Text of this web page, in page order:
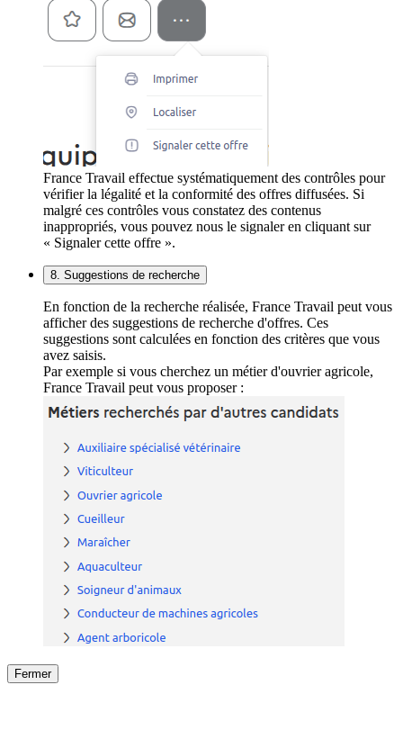
France Travail effectue systématiquement des contrôles pour
vérifier la légalité et la conformité des offres diffusées. Si
malgré ces contrôles vous constatez des contenus
inappropriés, vous pouvez nous le signaler en cliquant sur
« Signaler cette offre ».
8. Suggestions de recherche
En fonction de la recherche réalisée, France Travail peut vous
afficher des suggestions de recherche d'offres. Ces
suggestions sont calculées en fonction des critères que vous
avez saisis.
Par exemple si vous cherchez un métier d'ouvrier agricole,
France Travail peut vous proposer :
Fermer